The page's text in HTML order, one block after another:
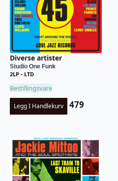
Diverse artister
Studio One Funk
2LP - LTD
Bestillingsvare
Legg I Handlekurv 479